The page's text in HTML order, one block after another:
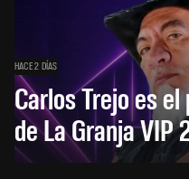
HACE 2 DÍAS
Carlos Trejo es
de La Granja VIP